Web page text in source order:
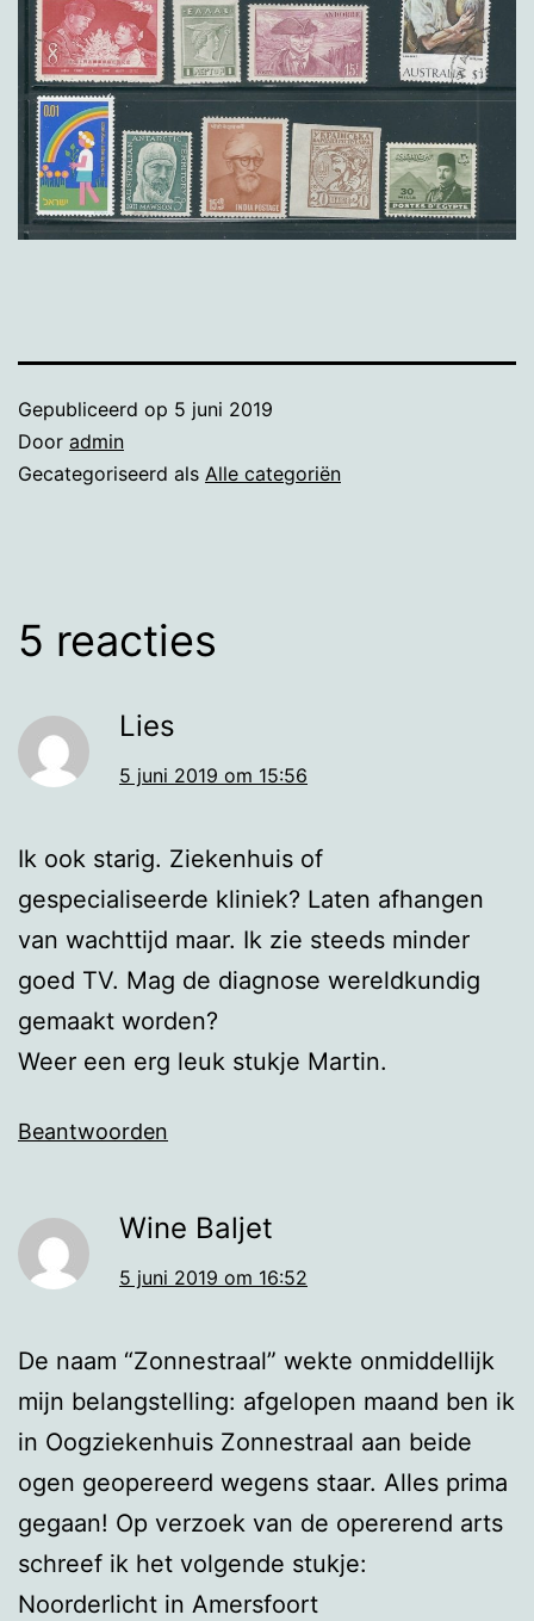
Gepubliceerd op 5 juni 2019
Door admin
Gecategoriseerd als Alle categoriën
5 reacties
Lies
5 juni 2019 om 15:56
Ik ook starig. Ziekenhuis of
gespecialiseerde kliniek? Laten afhangen
van wachttijd maar. Ik zie steeds minder
goed TV. Mag de diagnose wereldkundig
gemaakt worden?
Weer een erg leuk stukje Martin.
Beantwoorden
Wine Baljet
5 juni 2019 om 16:52
De naam “Zonnestraal” wekte onmiddellijk
mijn belangstelling: afgelopen maand ben ik
in Oogziekenhuis Zonnestraal aan beide
ogen geopereerd wegens staar. Alles prima
gegaan! Op verzoek van de opererend arts
schreef ik het volgende stukje:
Noorderlicht in Amersfoort